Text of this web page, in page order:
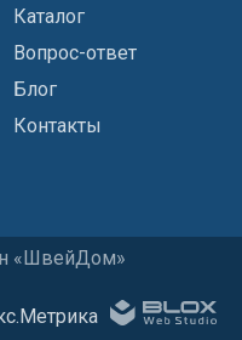
Каталог
Вопрос-ответ
Блог
Контакты
«ШвейДом»